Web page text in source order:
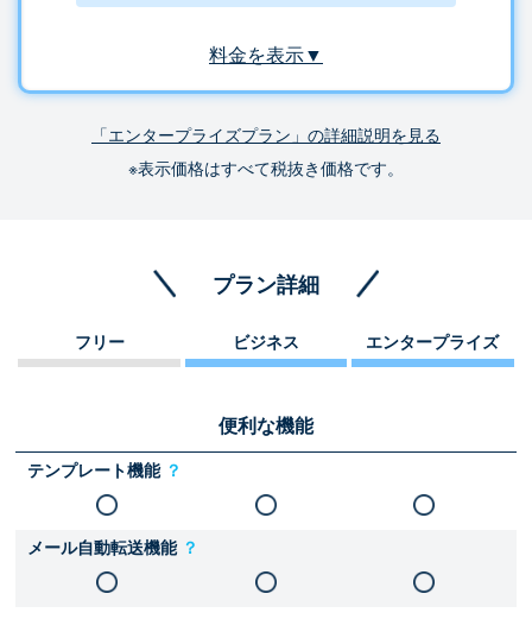
料金を表示▼
「エンタープライズプラン」の詳細説明を見る
※表示価格はすべて税抜き価格です。
プラン詳細
フリー ビジネス エンタープライズ
便利な機能
テンプレート機能 ？
メール自動転送機能 ？